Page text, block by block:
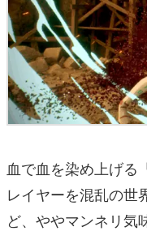
血で血を染め上げる
レイヤーを混乱の世
ど、ややマンネリ気